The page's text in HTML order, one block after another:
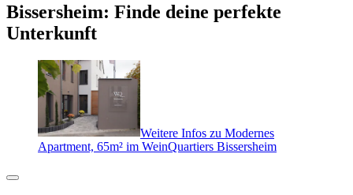
Bissersheim: Finde deine perfekte
Unterkunft
Weitere Infos zu Modernes
Apartment, 65m² im WeinQuartiers Bissersheim